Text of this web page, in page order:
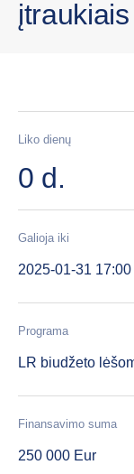
Liko dienų
0 d.
Galioja iki
2025-01-31 17:00
Programa
LR biudžeto
Finansavimo suma
250 000 Eur